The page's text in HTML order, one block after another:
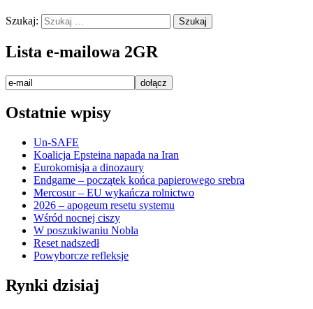
Szukaj:
Lista e-mailowa 2GR
Ostatnie wpisy
Un-SAFE
Koalicja Epsteina napada na Iran
Eurokomisja a dinozaury
Endgame – początek końca papierowego srebra
Mercosur – EU wykańcza rolnictwo
2026 – apogeum resetu systemu
Wśród nocnej ciszy
W poszukiwaniu Nobla
Reset nadszedł
Powyborcze refleksje
Rynki dzisiaj